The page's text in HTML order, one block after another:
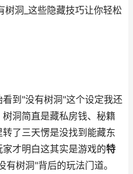
树洞_这些隐藏技巧让你轻松
到"没有树洞"这个设定我还
洞简直是藏私房钱、秘籍
了三天愣是没找到能藏东
才明白这其实是游戏的特
树洞"背后的玩法门道。